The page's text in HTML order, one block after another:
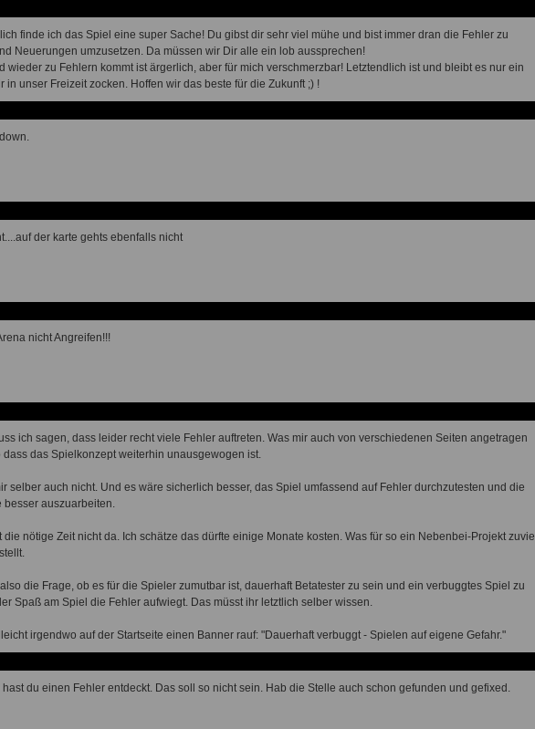
finde ich das Spiel eine super Sache! Du gibst dir sehr viel mühe und bist immer dran die Fehler zu
Neuerungen umzusetzen. Da müssen wir Dir alle ein lob aussprechen!
wieder zu Fehlern kommt ist ärgerlich, aber für mich verschmerzbar! Letztendlich ist und bleibt es nur ein
in unser Freizeit zocken. Hoffen wir das beste für die Zukunft ;) !
der karte gehts ebenfalls nicht
nicht Angreifen!!!
ich sagen, dass leider recht viele Fehler auftreten. Was mir auch von verschiedenen Seiten angetragen
dass das Spielkonzept weiterhin unausgewogen ist.
selber auch nicht. Und es wäre sicherlich besser, das Spiel umfassend auf Fehler durchzutesten und die
besser auszuarbeiten.
die nötige Zeit nicht da. Ich schätze das dürfte einige Monate kosten. Was für so ein Nebenbei-Projekt zuviel
die Frage, ob es für die Spieler zumutbar ist, dauerhaft Betatester zu sein und ein verbuggtes Spiel zu
Spaß am Spiel die Fehler aufwiegt. Das müsst ihr letztlich selber wissen.
irgendwo auf der Startseite einen Banner rauf: "Dauerhaft verbuggt - Spielen auf eigene Gefahr."
hast du einen Fehler entdeckt. Das soll so nicht sein. Hab die Stelle auch schon gefunden und gefixed.